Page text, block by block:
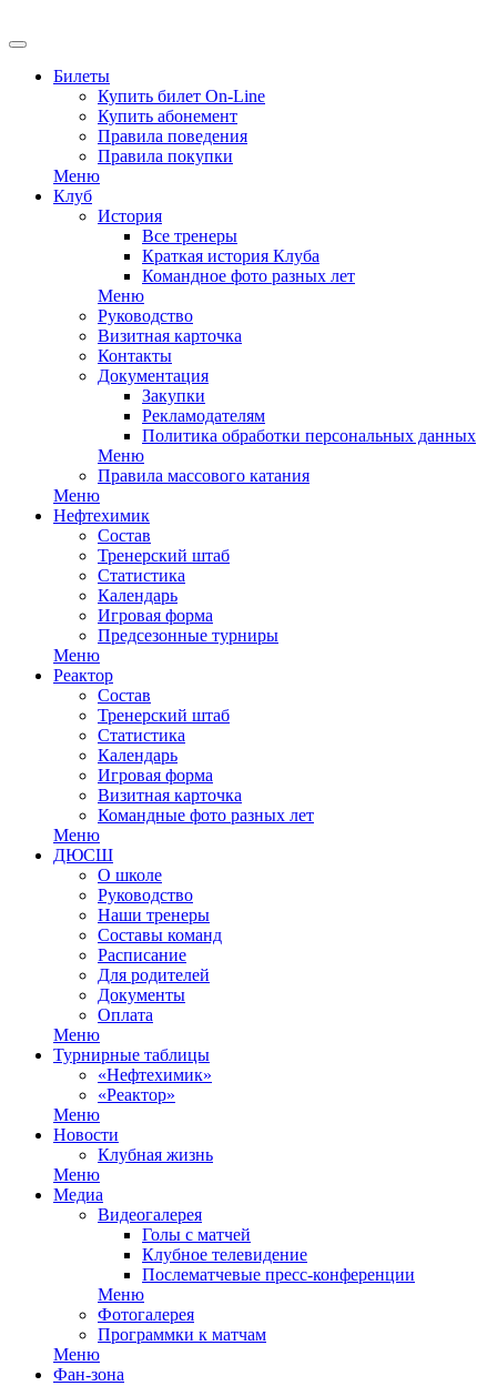
Билеты
Купить билет On-Line
Купить абонемент
Правила поведения
Правила покупки
Меню
Клуб
История
Все тренеры
Краткая история Клуба
Командное фото разных лет
Меню
Руководство
Визитная карточка
Контакты
Документация
Закупки
Рекламодателям
Политика обработки персональных данных
Меню
Правила массового катания
Меню
Нефтехимик
Состав
Тренерский штаб
Статистика
Календарь
Игровая форма
Предсезонные турниры
Меню
Реактор
Состав
Тренерский штаб
Статистика
Календарь
Игровая форма
Визитная карточка
Командные фото разных лет
Меню
ДЮСШ
О школе
Руководство
Наши тренеры
Составы команд
Расписание
Для родителей
Документы
Оплата
Меню
Турнирные таблицы
«Нефтехимик»
«Реактор»
Меню
Новости
Клубная жизнь
Меню
Медиа
Видеогалерея
Голы с матчей
Клубное телевидение
Послематчевые пресс-конференции
Меню
Фотогалерея
Программки к матчам
Меню
Фан-зона